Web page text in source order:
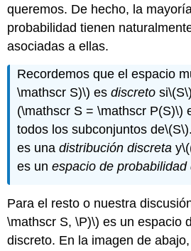
Hipergeométricos
Juicios
Bernoulli
Problemas
muestreo
Monedas
y
dados
Confiabilidad
distribución
de
Poisson
queremos. De hecho, la
probabilidad tienen
asociadas a ellas.
Recordemos que el espacio
\mathscr S)\) esdiscreto si\(S\)
(\mathscr S = \mathscr P(S)\)
todos los subconjuntos de\(S\)
es unadistribución discreta y
es unespacio de probabilidad
Para el resto o nuestra
\mathscr S, \P)\) es un espacio
discreto. En la imagen de